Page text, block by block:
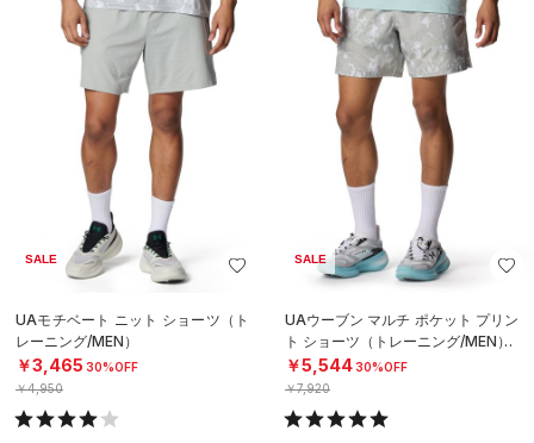
SALE
UAモチベート ニット ショーツ（ト
レーニング/MEN）
￥3,465 30%OFF
￥4,950
SALE
UAウーブン マルチ ポケット プリン
ト ショーツ（トレーニング/MEN）
￥5,54430%OFF
￥7,920